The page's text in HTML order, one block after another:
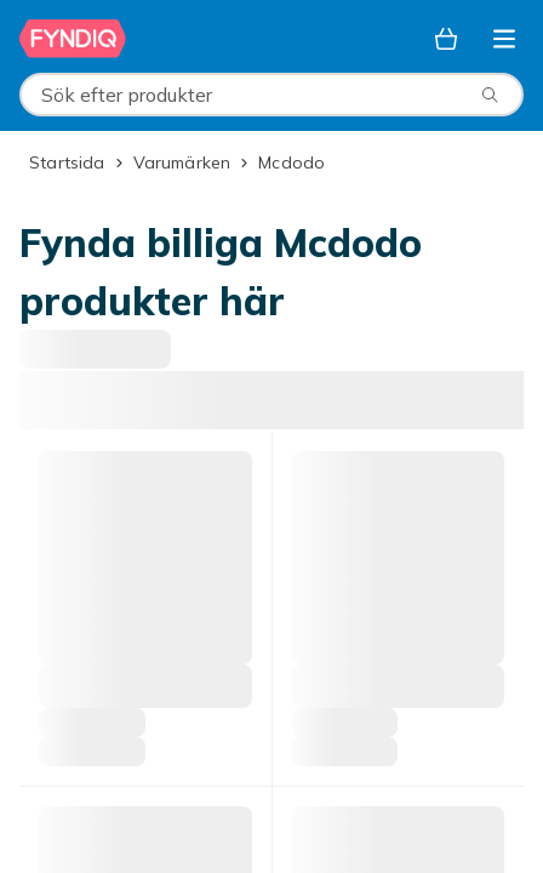
Hoppa till huvudinnehållet
Sök efter produkter
Startsida Varumärken Mcdodo
Fynda billiga Mcdodo
produkter här